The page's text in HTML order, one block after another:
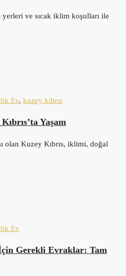
ve sıcak iklim koşulları ile
Ev, kuzey kıbrıs
Yaşam
olan Kuzey Kıbrıs, iklimi, doğal
Ev
Gerekli Evraklar: Tam